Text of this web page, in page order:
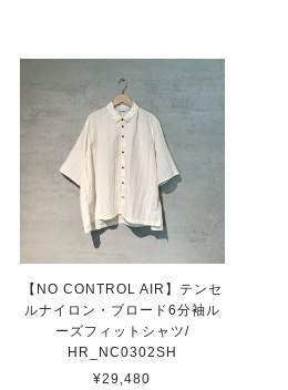
【NO CONTROL AIR】テンセ
ルナイロン・ブロード6分袖ル
ーズフィットシャツ/
HR_NC0302SH
¥29,480